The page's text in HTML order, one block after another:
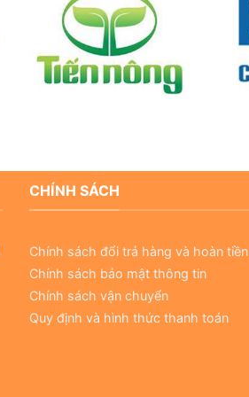
CHÍNH SÁCH
Chính sách đổi trả hàng và hoàn tiền
Chính sách bảo mật thông tin
Chính sách vận chuyển
Quy định và hình thức thanh toán